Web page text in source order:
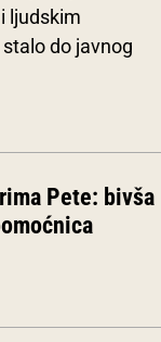
ljudskim
do javnog
Pete: bivša